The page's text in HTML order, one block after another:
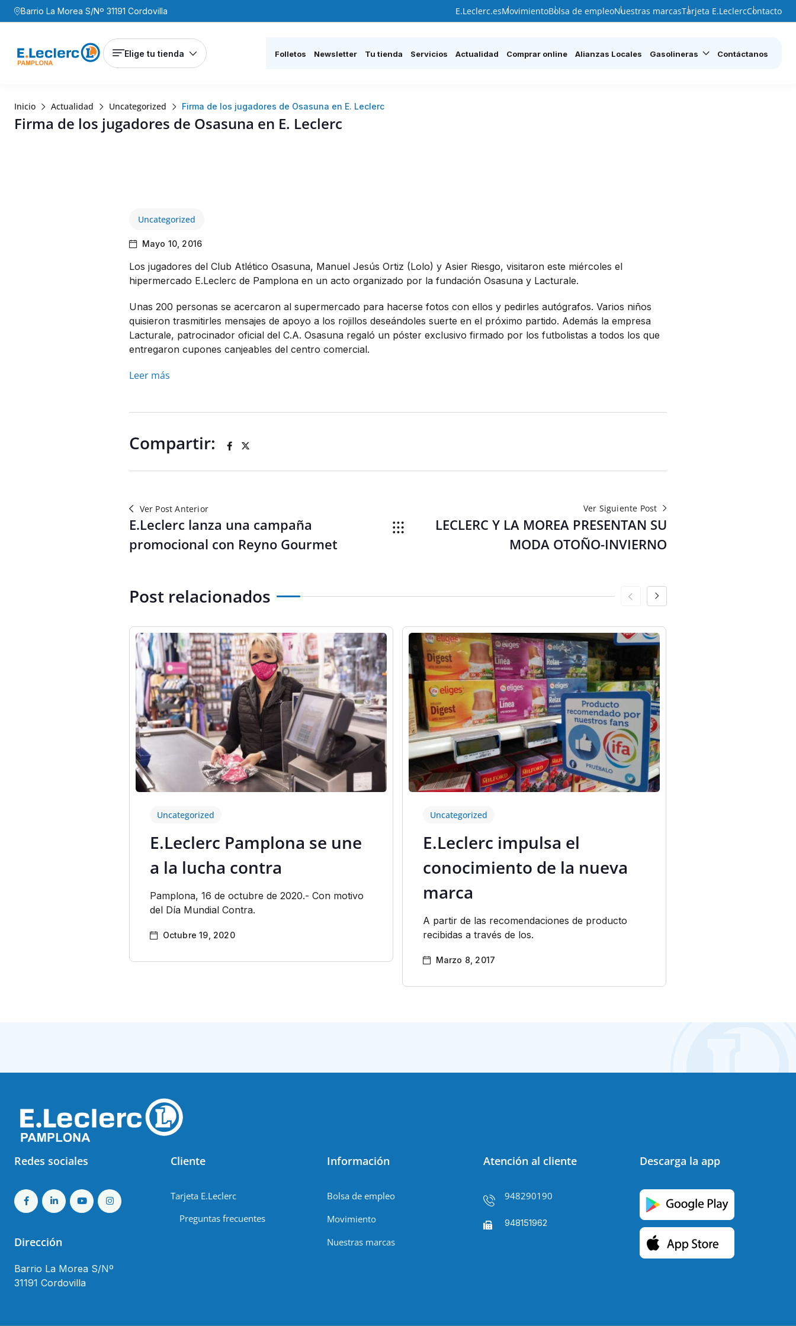
Barrio La Morea S/Nº 31191 Cordovilla E.Leclerc.esMovimientoBolsa de empleoNuestras marcasTarjeta E.LeclercContacto
Elige tu tienda Folletos Newsletter Tu tienda Servicios Actualidad Comprar online Alianzas Locales Gasolineras Contáctanos
Inicio Actualidad Uncategorized Firma de los jugadores de Osasuna en E. Leclerc
Firma de los jugadores de Osasuna en E. Leclerc
Uncategorized
Mayo 10, 2016
Los jugadores del Club Atlético Osasuna, Manuel Jesús Ortiz (Lolo) y Asier Riesgo, visitaron este miércoles el
hipermercado E.Leclerc de Pamplona en un acto organizado por la fundación Osasuna y Lacturale.
Unas 200 personas se acercaron al supermercado para hacerse fotos con ellos y pedirles autógrafos. Varios niños
quisieron trasmitirles mensajes de apoyo a los rojillos deseándoles suerte en el próximo partido. Además la empresa
Lacturale, patrocinador oficial del C.A. Osasuna regaló un póster exclusivo firmado por los futbolistas a todos los que
entregaron cupones canjeables del centro comercial.
Leer más
Compartir:
Ver Post Anterior
E.Leclerc lanza una campaña
promocional con Reyno Gourmet
Ver Siguiente Post
LECLERC Y LA MOREA PRESENTAN SU
MODA OTOÑO-INVIERNO
Post relacionados
Uncategorized
E.Leclerc Pamplona se une
a la lucha contra
Pamplona, 16 de octubre de 2020.- Con motivo
del Día Mundial Contra.
Octubre 19, 2020
Uncategorized
E.Leclerc impulsa el
conocimiento de la nueva
marca
A partir de las recomendaciones de producto
recibidas a través de los.
Marzo 8, 2017
Redes sociales
Dirección
Barrio La Morea S/Nº
31191 Cordovilla
Cliente
Tarjeta E.Leclerc
Preguntas frecuentes
Información
Bolsa de empleo
Movimiento
Nuestras marcas
Atención al cliente
948290190
948151962
Descarga la app